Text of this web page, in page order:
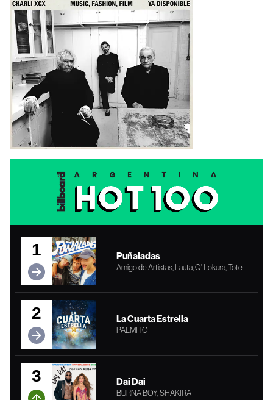
1 Puñaladas
Amigo de Artistas, Lauta, Q' Lokura, Tote
2 La Cuarta Estrella
PALMITO
3 Dai Dai
BURNA BOY, SHAKIRA